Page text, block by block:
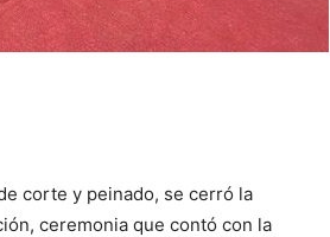
corte y peinado, se cerró la
ceremonia que contó con la